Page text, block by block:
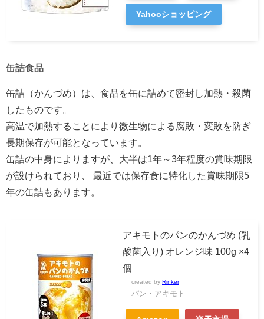
Yahooショッピング
缶詰食品
缶詰（かんづめ）は、食品を缶に詰めて密封し加熱・殺菌
したものです。
高温で加熱することにより微生物による腐敗・変敗を防ぎ
長期保存が可能となっています。
缶詰の中身によりますが、大半は1年～3年程度の賞味期限
が設けられており、 最近では保存食に特化した賞味期限5
年の缶詰もあります。
アキモトのパンのかんづめ (乳
酸菌入り) オレンジ味 100g ×4
個
created by Rinker
パン・アキモト